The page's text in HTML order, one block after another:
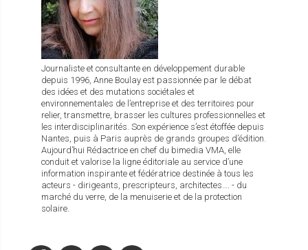
Journaliste et consultante en développement durable
depuis 1996, Anne Boulay est passionnée par le débat
des idées et des mutations sociétales et
environnementales de l’entreprise et des territoires pour
relier, transmettre, brasser les cultures professionnelles et
les interdisciplinarités. Son expérience s’est étoffée depuis
Nantes, puis à Paris auprès de grands groupes d’édition.
Aujourd’hui Rédactrice en chef du bimedia VMA, elle
conduit et valorise la ligne éditoriale au service d’une
information inspirante et fédératrice destinée à tous les
acteurs - dirigeants, prescripteurs, architectes…. - du
marché du verre, de la menuiserie et de la protection
solaire.